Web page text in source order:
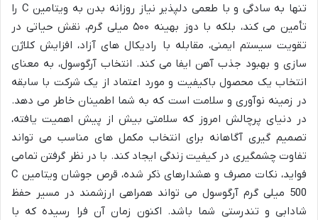
تنها به سادگی و با طعمی دلپذیر نیاز روزانه بدن به ویتامین C را
تأمین می کند، بلکه با دوز بهینه ۵۰۰ میلی گرم، نقش حیاتی در
تقویت سیستم ایمنی، مقابله با رادیکال های آزاد، افزایش کلاژن
سازی و بهبود جذب آهن ایفا می کند. انتخاب آرگوسول، به معنای
انتخاب یک محصول باکیفیت و مورد اعتماد از یک شرکت با سابقه
در زمینه نوآوری و سلامت است که به شما اطمینان خاطر می دهد.
در دنیای پرچالش امروز که سلامتی بیش از پیش اهمیت یافته،
تصمیم گیری آگاهانه برای انتخاب مکمل های مناسب می تواند
تفاوت چشمگیری در کیفیت زندگی ایجاد کند. با در نظر گرفتن تمامی
فواید، نکات مصرف و هشدارهای ذکر شده، قرص جوشان ویتامین C
500 میلی گرم آرگوسول می تواند همراهی ارزشمند در مسیر حفظ
شادابی و تندرستی شما باشد. اکنون زمان آن فرا رسیده که با